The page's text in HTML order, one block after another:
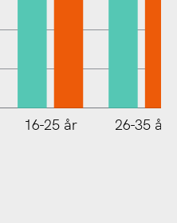
16-25 år 26-35 år